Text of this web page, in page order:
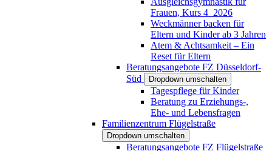
Frauen, Kurs 4_2026
Weckmänner backen für
Eltern und Kinder ab 3 Jahren
Atem & Achtsamkeit – Ein
Reset für Eltern
Beratungsangebote FZ Düsseldorf-
Süd
Dropdown umschalten
Tagespflege für Kinder
Beratung zu Erziehungs-,
Ehe- und Lebensfragen
Familienzentrum Flügelstraße
Dropdown umschalten
Beratungsangebote FZ Flügelstraße